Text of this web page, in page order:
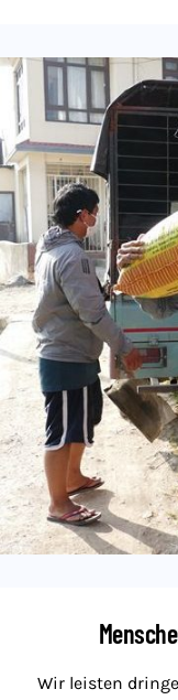
Wir leisten